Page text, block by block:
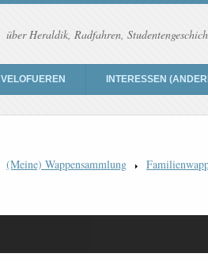
über Heraldik, Radfahren,
VELOFUEREN INTERESSEN
(Meine) Wappensammlung